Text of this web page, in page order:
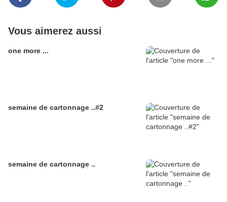
Vous aimerez aussi
one more ...
semaine de cartonnage ..#2
semaine de cartonnage ..